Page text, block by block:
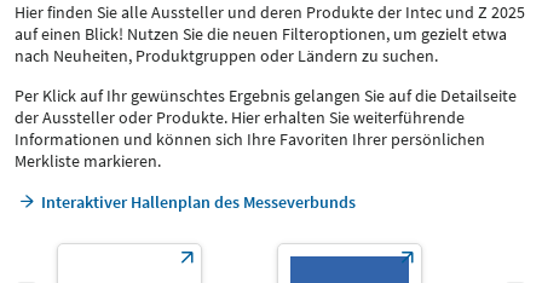
Hier finden Sie alle Aussteller und deren Produkte der Intec und Z 2025
auf einen Blick! Nutzen Sie die neuen Filteroptionen, um gezielt etwa
nach Neuheiten, Produktgruppen oder Ländern zu suchen.
Per Klick auf Ihr gewünschtes Ergebnis gelangen Sie auf die Detailseite
der Aussteller oder Produkte. Hier erhalten Sie weiterführende
Informationen und können sich Ihre Favoriten Ihrer persönlichen
Merkliste markieren.
Interaktiver Hallenplan des Messeverbunds